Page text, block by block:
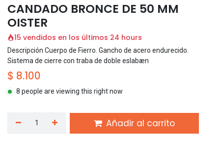
CANDADO BRONCE DE 50 MM
OISTER
15 vendidos en los últimos 24 hours
Descripción Cuerpo de Fierro. Gancho de acero endurecido.
Sistema de cierre con traba de doble eslabæn
$ 8.100
8 people are viewing this right now
Añadir al carrito